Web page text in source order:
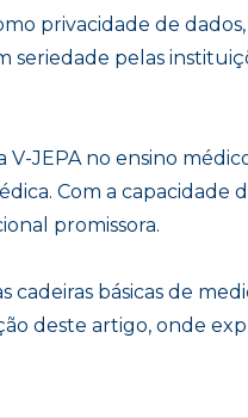
privacidade de dados,
seriedade pelas
JEPA no ensino
Com a capacidade
promissora.
básicas de
deste artigo, onde